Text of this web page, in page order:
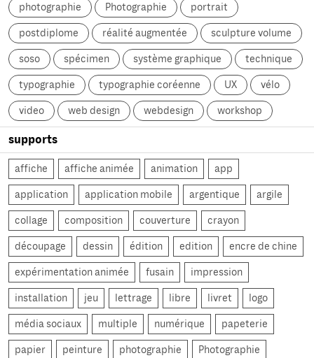
photographie Photographie portrait
postdiplome réalité augmentée sculpture volume
soso spécimen système graphique technique
typographie typographie coréenne UX vélo
video web design webdesign workshop
supports
affiche affiche animée animation app
application application mobile argentique argile
collage composition couverture crayon
découpage dessin édition edition encre de chine
expérimentation animée fusain impression
installation jeu lettrage libre livret logo
média sociaux multiple numérique papeterie
papier peinture photographie Photographie